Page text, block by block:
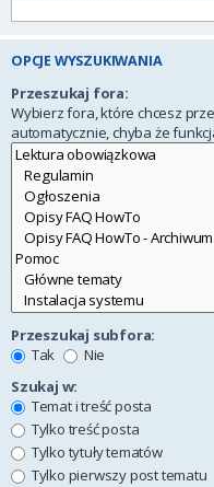
OPCJE WYSZUKIWANIA
Przeszukaj fora:
Wybierz fora, które chcesz
automatycznie, chyba że
Przeszukaj subfora:
Tak
Nie
Szukaj w:
Temat i treść posta
Tylko treść posta
Tylko tytuły tematów
Tylko pierwszy post tematu